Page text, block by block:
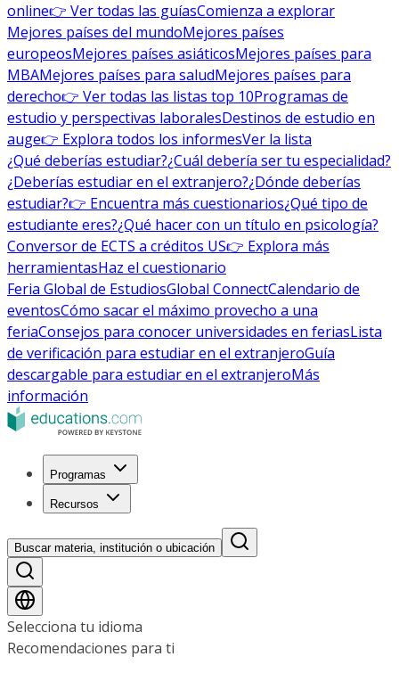
online👉 Ver todas las guíasComienza a explorar
Mejores países del mundoMejores países
europeosMejores países asiáticosMejores países para
MBAMejores países para saludMejores países para
derecho👉 Ver todas las listas top 10Programas de
estudio y perspectivas laboralesDestinos de estudio en
auge👉 Explora todos los informesVer la lista
¿Qué deberías estudiar?¿Cuál debería ser tu especialidad?
¿Deberías estudiar en el extranjero?¿Dónde deberías
estudiar?👉 Encuentra más cuestionarios¿Qué tipo de
estudiante eres?¿Qué hacer con un título en psicología?
Conversor de ECTS a créditos US👉 Explora más
herramientasHaz el cuestionario
Feria Global de EstudiosGlobal ConnectCalendario de
eventosCómo sacar el máximo provecho a una
feriaConsejos para conocer universidades en feriasLista
de verificación para estudiar en el extranjeroGuía
descargable para estudiar en el extranjeroMás
información
Programas
Recursos
Buscar materia, institución o ubicación
Selecciona tu idioma
Recomendaciones para ti